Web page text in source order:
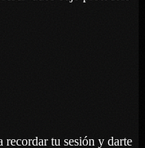
recordar tu sesión y darte